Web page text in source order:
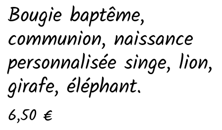
Bougie baptême,
communion, naissance
personnalisée singe, lion,
girafe, éléphant.
6,50 €